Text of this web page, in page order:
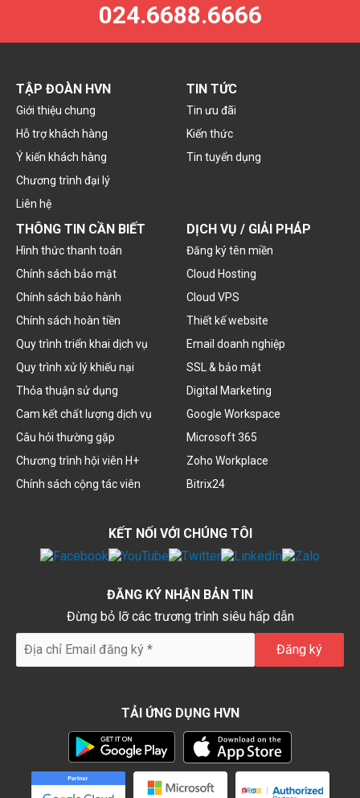
024.6688.6666
TẬP ĐOÀN HVN
Giới thiệu chung
Hỗ trợ khách hàng
Ý kiến khách hàng
Chương trình đại lý
Liên hệ
TIN TỨC
Tin ưu đãi
Kiến thức
Tin tuyển dụng
THÔNG TIN CẦN BIẾT
Hình thức thanh toán
Chính sách bảo mật
Chính sách bảo hành
Chính sách hoàn tiền
Quy trình triển khai dịch vụ
Quy trình xử lý khiếu nại
Thỏa thuận sử dụng
Cam kết chất lượng dịch vụ
Câu hỏi thường gặp
Chương trình hội viên H+
Chính sách cộng tác viên
DỊCH VỤ / GIẢI PHÁP
Đăng ký tên miền
Cloud Hosting
Cloud VPS
Thiết kế website
Email doanh nghiệp
SSL & bảo mật
Digital Marketing
Google Workspace
Microsoft 365
Zoho Workplace
Bitrix24
KẾT NỐI VỚI CHÚNG TÔI
ĐĂNG KÝ NHẬN BẢN TIN
Đừng bỏ lỡ các trương trình siêu hấp dẫn
TẢI ỨNG DỤNG HVN